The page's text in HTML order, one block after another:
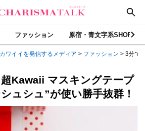
ファッション 原宿・青文字系SHOP
ワイイを発信するメディア > ファッション > 3分で
超Kawaii マスキングテープ
ュシュ”が使い勝手抜群！